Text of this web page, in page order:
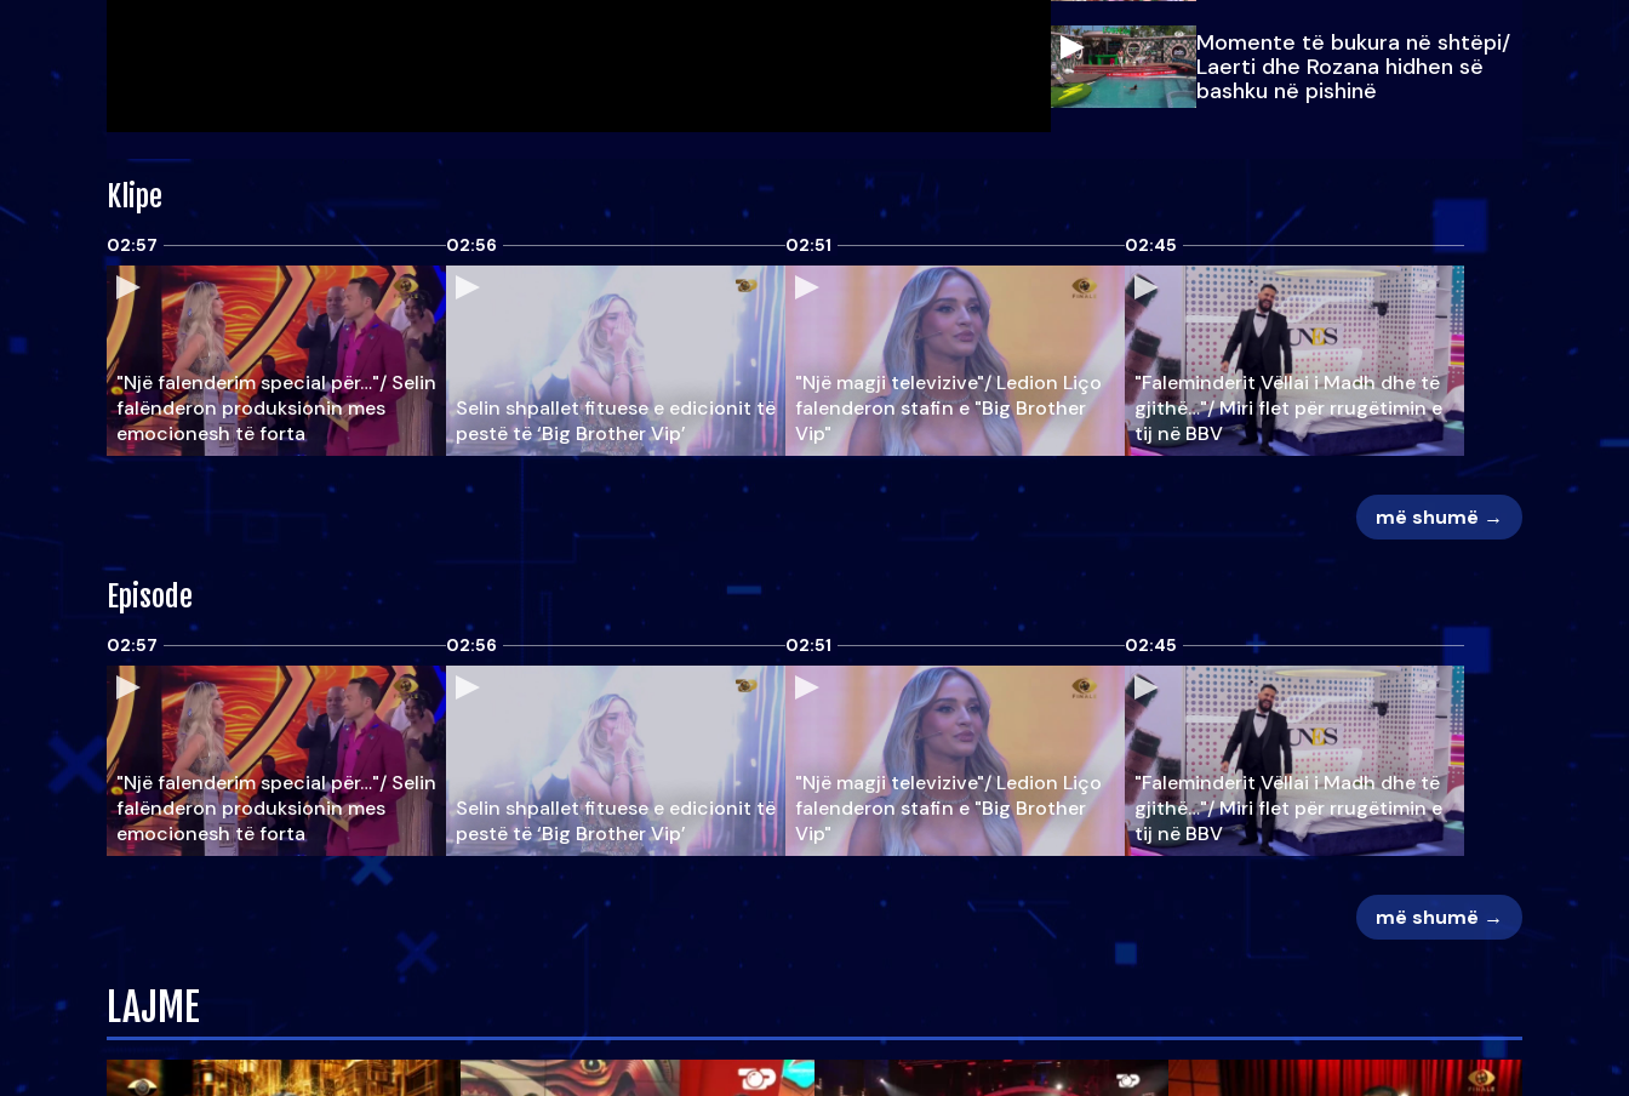
Momente të bukura në shtëpi/
Laerti dhe Rozana hidhen së
bashku në pishinë
Klipe
02:57
"Një falenderim special për…"/ Selin
falënderon produksionin mes
emocionesh të forta
02:56
Selin shpallet fituese e edicionit të
pestë të ‘Big Brother Vip’
02:51
"Një magji televizive"/ Ledion Liço
falenderon stafin e "Big Brother
Vip"
02:45
"Faleminderit Vëllai i Madh dhe të
gjithë…"/ Miri flet për rrugëtimin e
tij në BBV
më shumë →
Episode
02:57
"Një falenderim special për…"/ Selin
falënderon produksionin mes
emocionesh të forta
02:56
Selin shpallet fituese e edicionit të
pestë të ‘Big Brother Vip’
02:51
"Një magji televizive"/ Ledion Liço
falenderon stafin e "Big Brother
Vip"
02:45
"Faleminderit Vëllai i Madh dhe të
gjithë…"/ Miri flet për rrugëtimin e
tij në BBV
më shumë →
LAJME